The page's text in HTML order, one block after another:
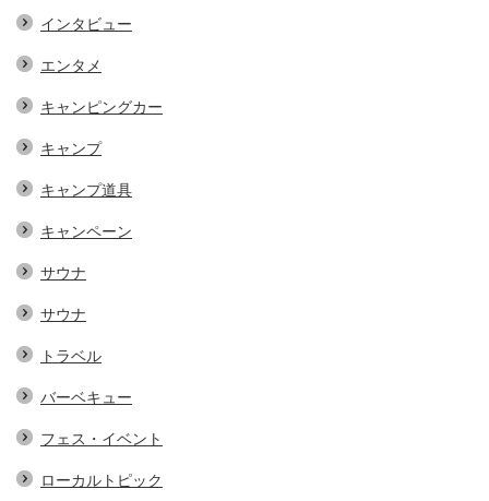
インタビュー
エンタメ
キャンピングカー
キャンプ
キャンプ道具
キャンペーン
サウナ
サウナ
トラベル
バーベキュー
フェス・イベント
ローカルトピック